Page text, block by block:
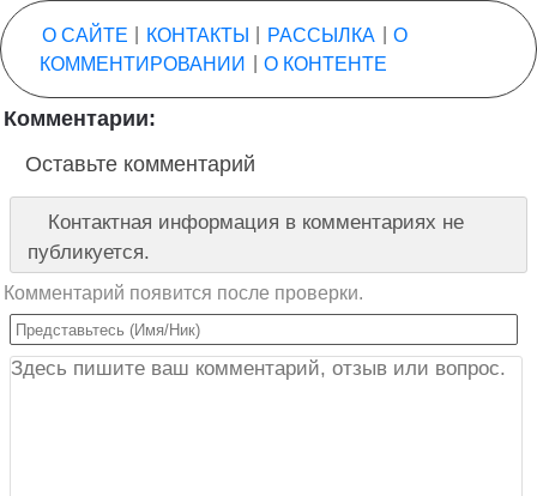
О САЙТЕ КОНТАКТЫ РАССЫЛКА
О
КОММЕНТИРОВАНИИ
О КОНТЕНТЕ
Комментарии:
Оставьте комментарий
Контактная информация в комментариях не
публикуется.
Комментарий появится после проверки.